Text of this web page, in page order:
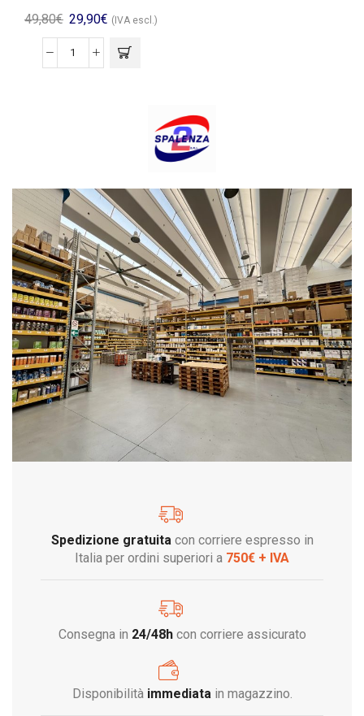
49,80€ 29,90€ (IVA escl.)
Spedizione gratuitacon corriere espresso in
Italia per ordini superiori a 750€ + IVA
Consegna in 24/48hcon corriere assicurato
Disponibilità immediatain magazzino.